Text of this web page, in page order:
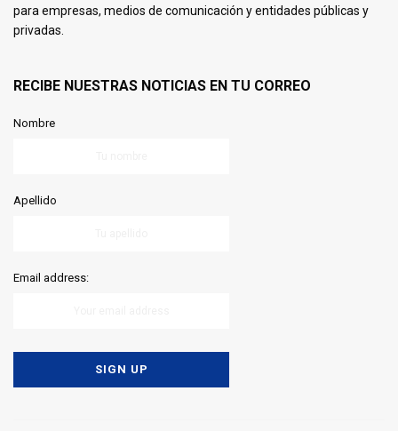
para empresas, medios de comunicación y entidades públicas y
privadas.
RECIBE NUESTRAS NOTICIAS EN TU CORREO
Nombre
Apellido
Email address: